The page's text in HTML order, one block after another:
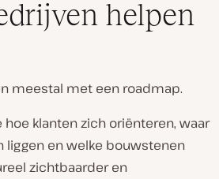
helpen
meestal met een roadmap.
hoe klanten zich oriënteren, waar
liggen en welke bouwstenen
zichtbaarder en